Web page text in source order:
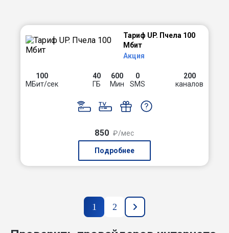
Тариф UP. Пчела 100
Мбит
Акция
100
МБит/сек
40
ГБ
600
Мин
0
SMS
200
каналов
850 ₽/мес
Подробнее
1 2